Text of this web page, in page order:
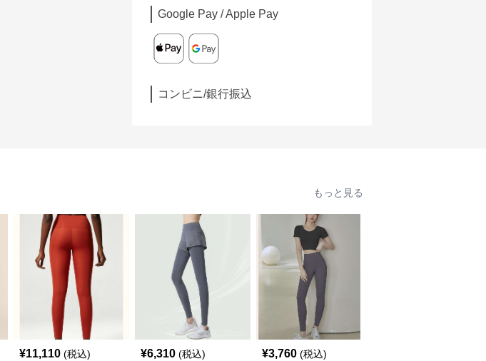
Google Pay / Apple Pay
コンビニ/銀行振込
もっと見る
¥11,110 (税込) ¥6,310 (税込) ¥3,760 (税込)